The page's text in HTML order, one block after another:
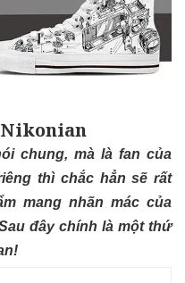
chung, mà là fan của
thì chắc hẳn sẽ rất
mang nhãn mác của
đây chính là một thứ